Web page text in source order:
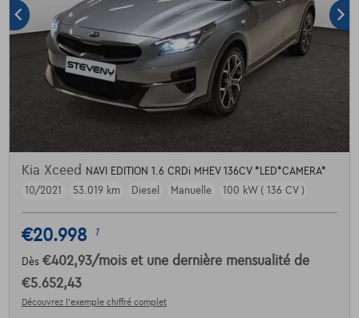
Kia Xceed
NAVI EDITION 1.6 CRDi MHEV 136CV *LED*CAMERA*
10/2021
53.019 km Diesel Manuelle 100 kW ( 136 CV )
€20.998 1
Dès €402,93/mois et une dernière mensualité de
€5.652,43
Découvrez l’exemple chiffré complet